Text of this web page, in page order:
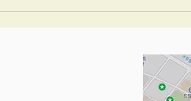
(Brunel Univ)의 와이즈플로